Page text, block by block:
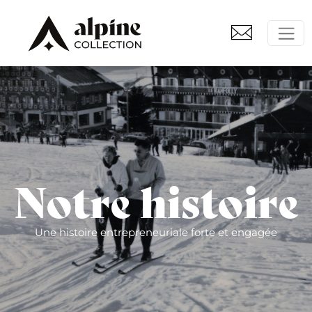
Notre histoire
Une histoire entrepreneuriale forte et engagée